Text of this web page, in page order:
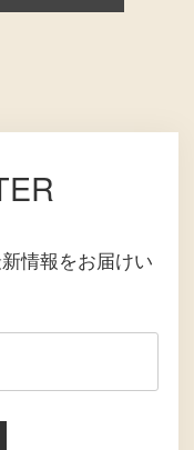
情報をお届けい